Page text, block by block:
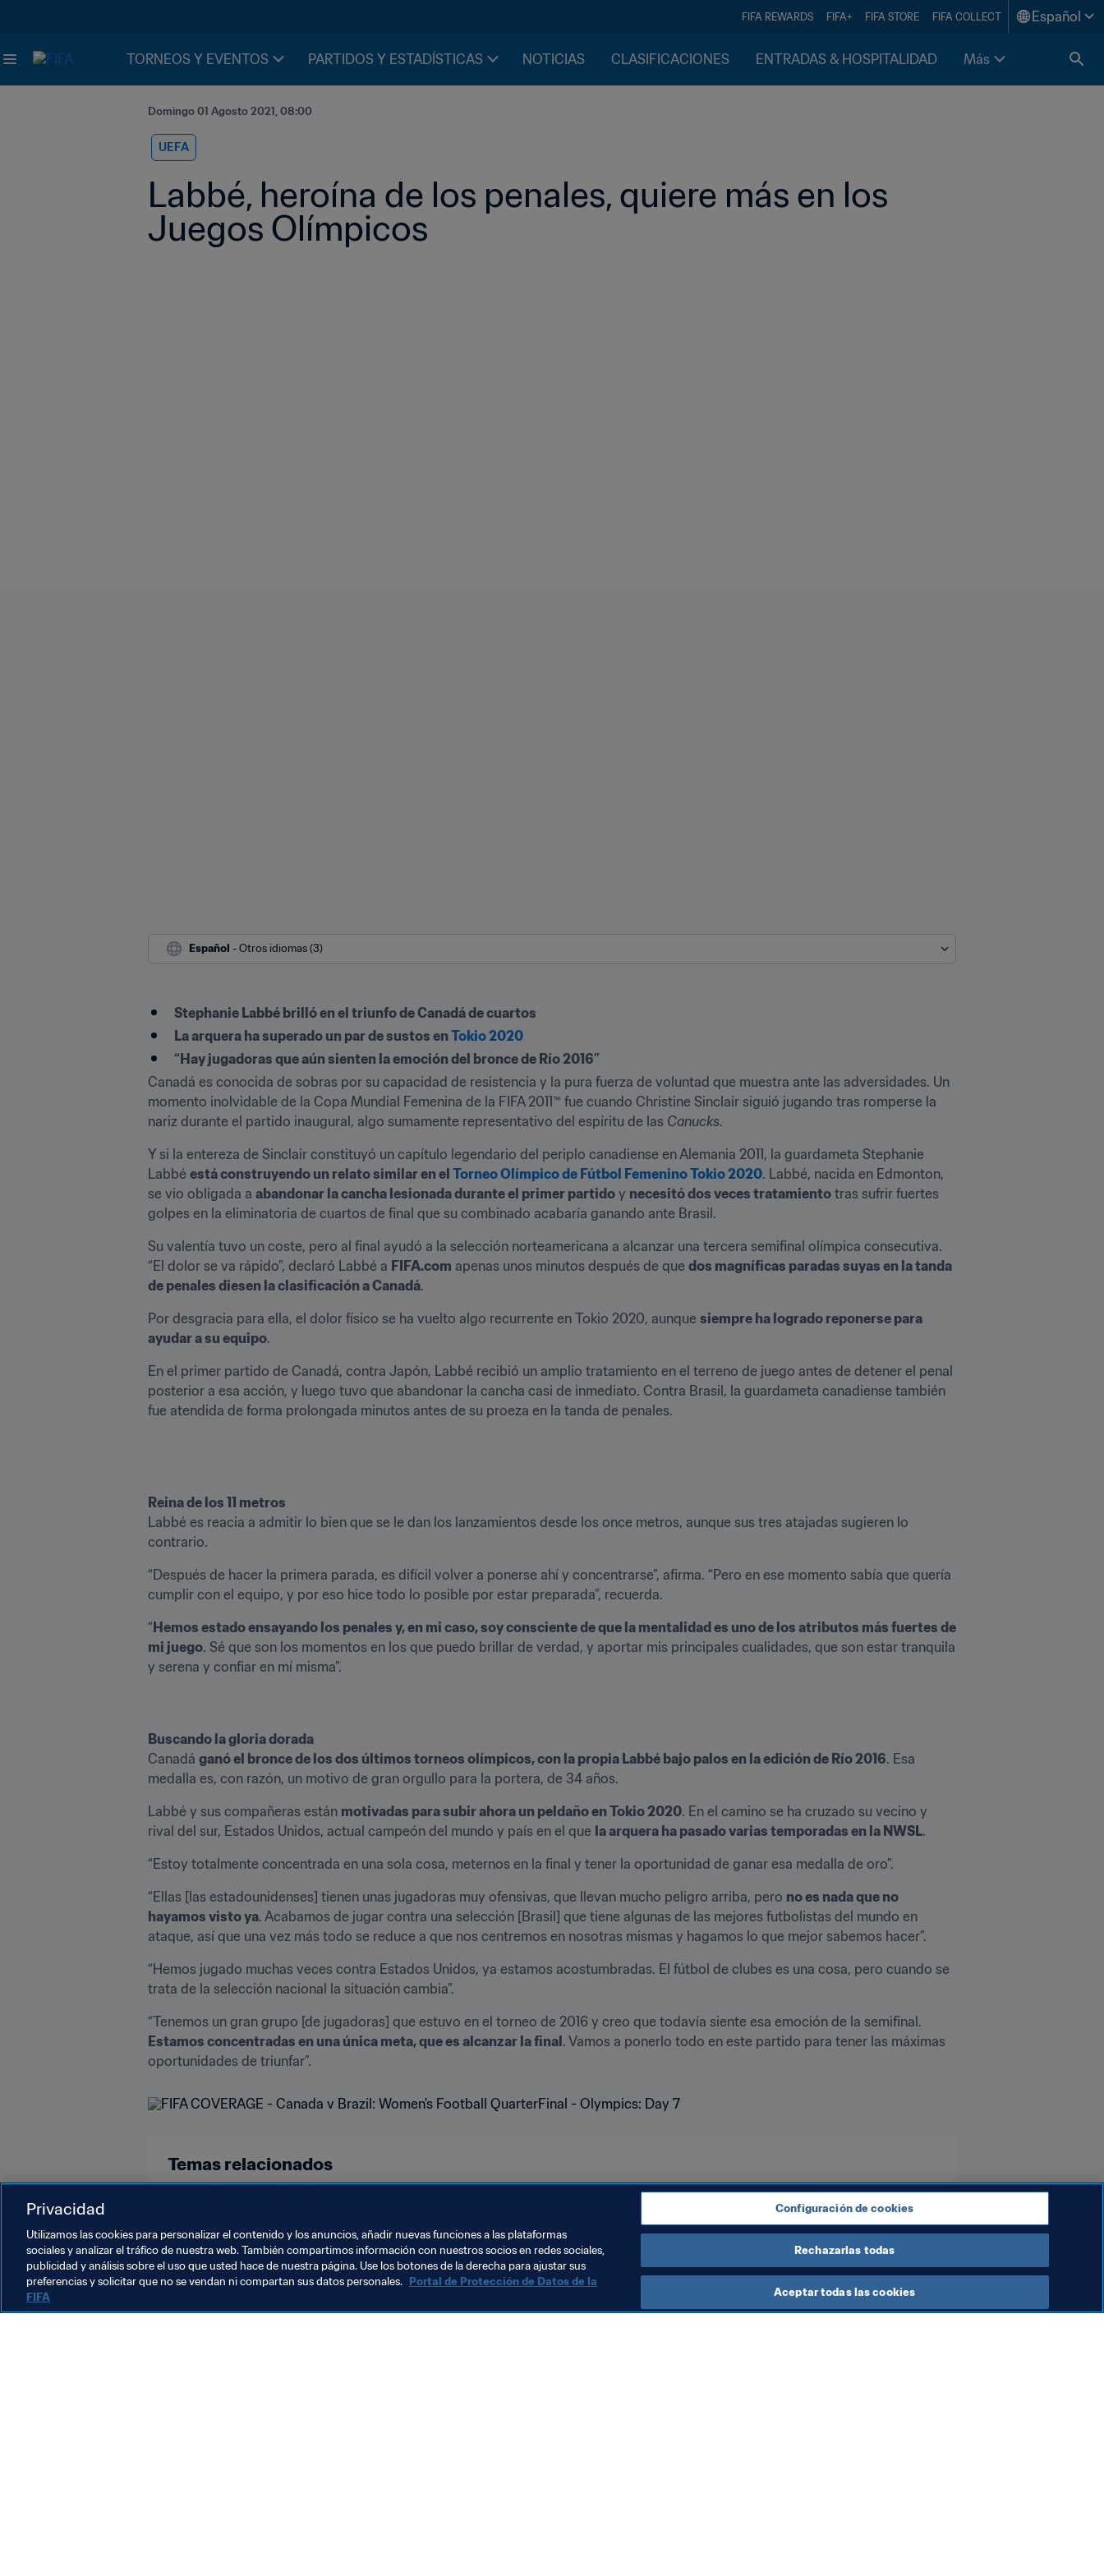
FIFA REWARDS FIFA+ FIFA STORE FIFA COLLECT Español
TORNEOS Y EVENTOS PARTIDOS Y ESTADÍSTICAS NOTICIAS CLASIFICACIONES ENTRADAS & HOSPITALIDAD Más
Domingo 01 Agosto 2021, 08:00
UEFA
Labbé, heroína de los penales, quiere más en los
Juegos Olímpicos
Español - Otros idiomas (3)
Stephanie Labbé brilló en el triunfo de Canadá de cuartos
La arquera ha superado un par de sustos en Tokio 2020
“Hay jugadoras que aún sienten la emoción del bronce de Río 2016”
Canadá es conocida de sobras por su capacidad de resistencia y la pura fuerza de voluntad que muestra ante las adversidades. Un
momento inolvidable de la Copa Mundial Femenina de la FIFA 2011™ fue cuando Christine Sinclair siguió jugando tras romperse la
nariz durante el partido inaugural, algo sumamente representativo del espíritu de las Canucks.
Y si la entereza de Sinclair constituyó un capítulo legendario del periplo canadiense en Alemania 2011, la guardameta Stephanie
Labbé está construyendo un relato similar en el Torneo Olímpico de Fútbol Femenino Tokio 2020. Labbé, nacida en Edmonton,
se vio obligada a abandonar la cancha lesionada durante el primer partido y necesitó dos veces tratamiento tras sufrir fuertes
golpes en la eliminatoria de cuartos de final que su combinado acabaría ganando ante Brasil.
Su valentía tuvo un coste, pero al final ayudó a la selección norteamericana a alcanzar una tercera semifinal olímpica consecutiva.
“El dolor se va rápido”, declaró Labbé a FIFA.com apenas unos minutos después de que dos magníficas paradas suyas en la tanda
de penales diesen la clasificación a Canadá.
Por desgracia para ella, el dolor físico se ha vuelto algo recurrente en Tokio 2020, aunque siempre ha logrado reponerse para
ayudar a su equipo.
En el primer partido de Canadá, contra Japón, Labbé recibió un amplio tratamiento en el terreno de juego antes de detener el penal
posterior a esa acción, y luego tuvo que abandonar la cancha casi de inmediato. Contra Brasil, la guardameta canadiense también
fue atendida de forma prolongada minutos antes de su proeza en la tanda de penales.
Reina de los 11 metros
Labbé es reacia a admitir lo bien que se le dan los lanzamientos desde los once metros, aunque sus tres atajadas sugieren lo
contrario.
“Después de hacer la primera parada, es difícil volver a ponerse ahí y concentrarse”, afirma. “Pero en ese momento sabía que quería
cumplir con el equipo, y por eso hice todo lo posible por estar preparada”, recuerda.
“Hemos estado ensayando los penales y, en mi caso, soy consciente de que la mentalidad es uno de los atributos más fuertes de
mi juego. Sé que son los momentos en los que puedo brillar de verdad, y aportar mis principales cualidades, que son estar tranquila
y serena y confiar en mí misma”.
Buscando la gloria dorada
Canadá ganó el bronce de los dos últimos torneos olímpicos, con la propia Labbé bajo palos en la edición de Río 2016. Esa
medalla es, con razón, un motivo de gran orgullo para la portera, de 34 años.
Labbé y sus compañeras están motivadas para subir ahora un peldaño en Tokio 2020. En el camino se ha cruzado su vecino y
rival del sur, Estados Unidos, actual campeón del mundo y país en el que la arquera ha pasado varias temporadas en la NWSL.
“Estoy totalmente concentrada en una sola cosa, meternos en la final y tener la oportunidad de ganar esa medalla de oro”.
“Ellas [las estadounidenses] tienen unas jugadoras muy ofensivas, que llevan mucho peligro arriba, pero no es nada que no
hayamos visto ya. Acabamos de jugar contra una selección [Brasil] que tiene algunas de las mejores futbolistas del mundo en
ataque, así que una vez más todo se reduce a que nos centremos en nosotras mismas y hagamos lo que mejor sabemos hacer”.
“Hemos jugado muchas veces contra Estados Unidos, ya estamos acostumbradas. El fútbol de clubes es una cosa, pero cuando se
trata de la selección nacional la situación cambia”.
Estamos concentradas en una única meta, que es alcanzar la final. Vamos a ponerlo todo en este partido para tener las máximas
Temas relacionados
Privacidad
Utilizamos las cookies para personalizar el contenido y los anuncios, añadir nuevas funciones a las plataformas
sociales y analizar el tráfico de nuestra web. También compartimos información con nuestros socios en redes sociales,
publicidad y análisis sobre el uso que usted hace de nuestra página. Use los botones de la derecha para ajustar sus
preferencias y solicitar que no se vendan ni compartan sus datos personales. Portal de Protección de Datos de la
FIFA
Configuración de cookies
Rechazarlas todas
Aceptar todas las cookies